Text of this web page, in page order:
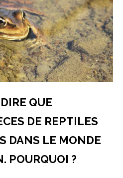
QUE
DE REPTILES
DANS LE MONDE
POURQUOI ?